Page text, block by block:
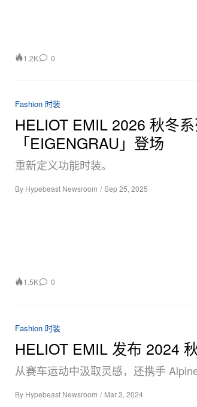
1.2K 0
Fashion 时装
HELIOT EMIL 2026 秋冬
「EIGENGRAU」登场
重新定义功能时装。
By Hypebeast Newsroom / Sep 25, 2025
1.5K 0
Fashion 时装
HELIOT EMIL 发布 2024
从赛车运动中汲取灵感，还携手
By Hypebeast Newsroom / Mar 3, 2024